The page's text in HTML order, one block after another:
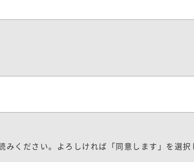
ください。よろしければ「同意します」を選択